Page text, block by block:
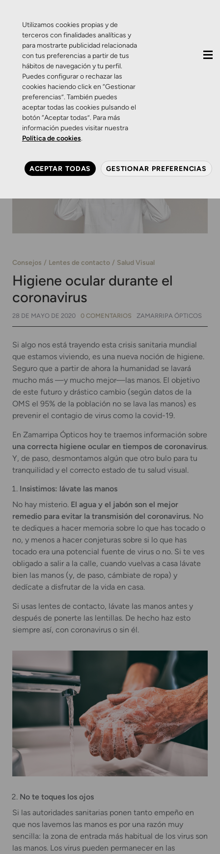
Consejos Lentes de contacto Salud Visual
Higiene ocular durante el
coronavirus
28 DE MAYO DE 2020 0 COMENTARIOS ZAMARRIPA ÓPTICOS
Si algo nos está trayendo esta crisis sanitaria mundial
que estamos viviendo, es una nueva noción de higiene.
Seguro que a partir de ahora la humanidad se lavará
mucho más —y mucho mejor—las manos. El objetivo
de este futuro y drástico cambio (según datos de la
OMS el 95% de la población no se lava las manos) es
prevenir el contagio de virus como la covid-19.
En Zamarripa Ópticos hoy te traemos información sobre
una correcta higiene ocular en tiempos de coronavirus.
Y, de paso, desmontamos algún que otro bulo para tu
tranquilidad y el correcto estado de tu salud visual.
Insistimos: lávate las manos
No hay misterio. El agua y el jabón son el mejor
remedio para evitar la transmisión del coronavirus. No
te dediques a hacer memoria sobre lo que has tocado o
no, y menos a hacer conjeturas sobre si lo que has
tocado era una potencial fuente de virus o no. Si te ves
obligado a salir a la calle, cuando vuelvas a casa lávate
bien las manos (y, de paso, cámbiate de ropa) y
dedícate a disfrutar de la vida en casa.
Si usas lentes de contacto, lávate las manos antes y
después de ponerte las lentillas. De hecho haz esto
siempre así, con coronavirus o sin él.
No te toques los ojos
Si las autoridades sanitarias ponen tanto empeño en
que nos lavemos las manos es por una razón muy
sencilla: la zona de entrada más habitual de los virus son
las manos. Los virus pueden permanecer en las
Utilizamos cookies propias y de
terceros con finalidades analíticas y
para mostrarte publicidad relacionada
con tus preferencias a partir de tus
hábitos de navegación y tu perfil.
Puedes configurar o rechazar las
cookies haciendo click en “Gestionar
preferencias”. También puedes
aceptar todas las cookies pulsando el
botón “Aceptar todas”. Para más
información puedes visitar nuestra
Política de cookies.
ACEPTAR TODAS GESTIONAR PREFERENCIAS